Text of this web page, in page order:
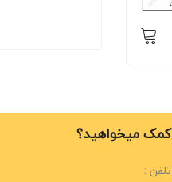
کمک میخواهید؟
تلفن :